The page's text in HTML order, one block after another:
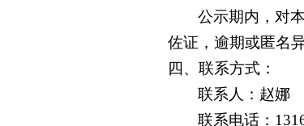
公示期内，对
佐证，逾期或匿名
四、 联系方式：
联系人：赵娜
联系电话：